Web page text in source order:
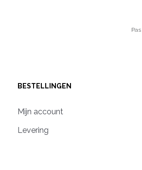
BESTELLINGEN
Mijn account
Levering